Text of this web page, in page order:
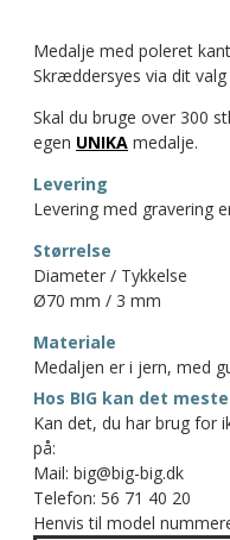
Medalje med poleret
Skræddersyes via dit
Skal du bruge over 300
egen UNIKA medalje.
Levering
Levering med gravering
Størrelse
Diameter / Tykkelse
Ø70 mm / 3 mm
Materiale
Medaljen er i jern, med
Hos BIG kan det
Kan det, du har brug for
på:
Mail: big@big-big.dk
Telefon: 56 71 40 20
Henvis til model